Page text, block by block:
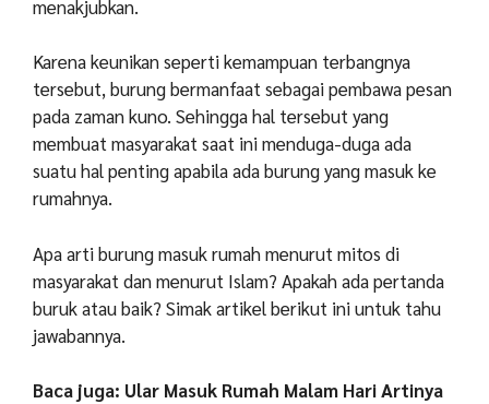
menakjubkan.
Karena keunikan seperti kemampuan terbangnya
tersebut, burung bermanfaat sebagai pembawa pesan
pada zaman kuno. Sehingga hal tersebut yang
membuat masyarakat saat ini menduga-duga ada
suatu hal penting apabila ada burung yang masuk ke
rumahnya.
Apa arti burung masuk rumah menurut mitos di
masyarakat dan menurut Islam? Apakah ada pertanda
buruk atau baik? Simak artikel berikut ini untuk tahu
jawabannya.
Baca juga: Ular Masuk Rumah Malam Hari Artinya